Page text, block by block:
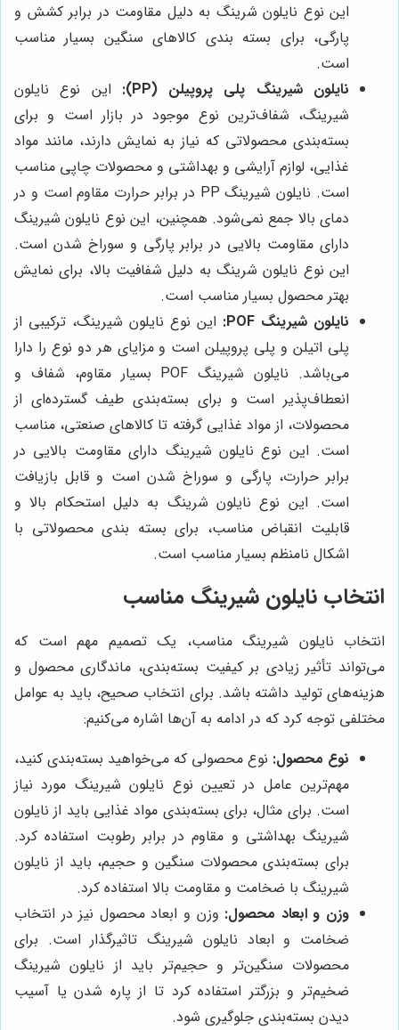
این نوع نایلون شرینگ به دلیل مقاومت در برابر کشش و
پارگی، برای بسته بندی کالاهای سنگین بسیار مناسب
است.
نایلون شیرینگ پلی پروپیلن (PP):
این نوع نایلون
شیرینگ، شفاف‌ترین نوع موجود در بازار است و برای
بسته‌بندی محصولاتی که نیاز به نمایش دارند، مانند مواد
غذایی، لوازم آرایشی و بهداشتی و محصولات چاپی مناسب
است. نایلون شیرینگ PP در برابر حرارت مقاوم است و در
دمای بالا جمع نمی‌شود. همچنین، این نوع نایلون شیرینگ
دارای مقاومت بالایی در برابر پارگی و سوراخ شدن است.
این نوع نایلون شرینگ به دلیل شفافیت بالا، برای نمایش
بهتر محصول بسیار مناسب است.
نایلون شیرینگ POF:
این نوع نایلون شیرینگ، ترکیبی از
پلی اتیلن و پلی پروپیلن است و مزایای هر دو نوع را دارا
می‌باشد. نایلون شیرینگ POF بسیار مقاوم، شفاف و
انعطاف‌پذیر است و برای بسته‌بندی طیف گسترده‌ای از
محصولات، از مواد غذایی گرفته تا کالاهای صنعتی، مناسب
است. این نوع نایلون شیرینگ دارای مقاومت بالایی در
برابر حرارت، پارگی و سوراخ شدن است و قابل بازیافت
است. این نوع نایلون شرینگ به دلیل استحکام بالا و
قابلیت انقباض مناسب، برای بسته بندی محصولاتی با
اشکال نامنظم بسیار مناسب است.
انتخاب نایلون شیرینگ مناسب
انتخاب نایلون شیرینگ مناسب، یک تصمیم مهم است که
می‌تواند تأثیر زیادی بر کیفیت بسته‌بندی، ماندگاری محصول و
هزینه‌های تولید داشته باشد. برای انتخاب صحیح، باید به عوامل
مختلفی توجه کرد که در ادامه به آن‌ها اشاره می‌کنیم:
نوع محصول: نوع محصولی که می‌خواهید بسته‌بندی کنید،
مهم‌ترین عامل در تعیین نوع نایلون شیرینگ مورد نیاز
است. برای مثال، برای بسته‌بندی مواد غذایی باید از نایلون
شیرینگ بهداشتی و مقاوم در برابر رطوبت استفاده کرد.
برای بسته‌بندی محصولات سنگین و حجیم، باید از نایلون
شیرینگ با ضخامت و مقاومت بالا استفاده کرد.
وزن و ابعاد محصول: وزن و ابعاد محصول نیز در انتخاب
ضخامت و ابعاد نایلون شیرینگ تاثیرگذار است. برای
محصولات سنگین‌تر و حجیم‌تر باید از نایلون شیرینگ
ضخیم‌تر و بزرگتر استفاده کرد تا از پاره شدن یا آسیب
دیدن بسته‌بندی جلوگیری شود.